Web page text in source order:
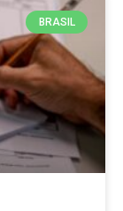
BRASIL